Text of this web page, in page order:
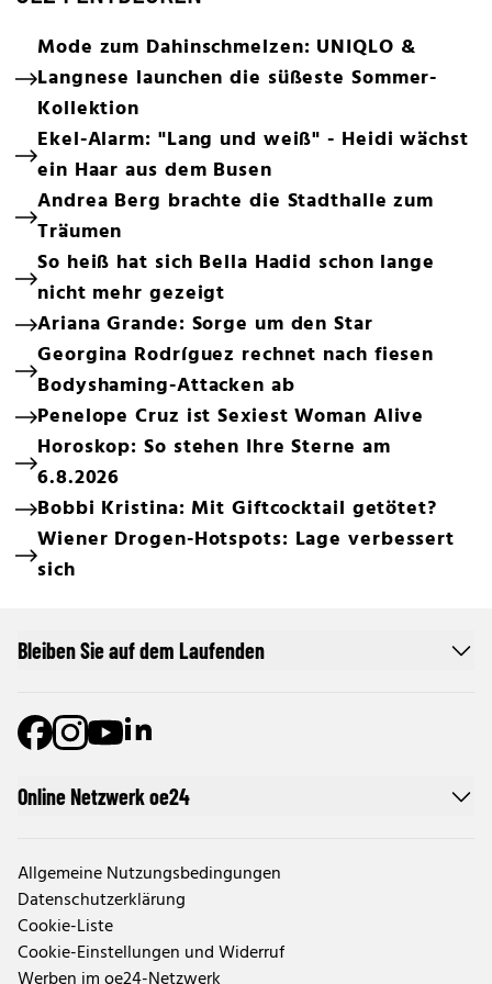
Mode zum Dahinschmelzen: UNIQLO &
Langnese launchen die süßeste Sommer-
Kollektion
Ekel-Alarm: "Lang und weiß" - Heidi wächst
ein Haar aus dem Busen
Andrea Berg brachte die Stadthalle zum
Träumen
So heiß hat sich Bella Hadid schon lange
nicht mehr gezeigt
Ariana Grande: Sorge um den Star
Georgina Rodríguez rechnet nach fiesen
Bodyshaming-Attacken ab
Penelope Cruz ist Sexiest Woman Alive
Horoskop: So stehen Ihre Sterne am
6.8.2026
Bobbi Kristina: Mit Giftcocktail getötet?
Wiener Drogen-Hotspots: Lage verbessert
sich
Online Netzwerk oe24
Allgemeine Nutzungsbedingungen
Datenschutzerklärung
Cookie-Liste
Cookie-Einstellungen und Widerruf
Bleiben Sie auf dem Laufenden